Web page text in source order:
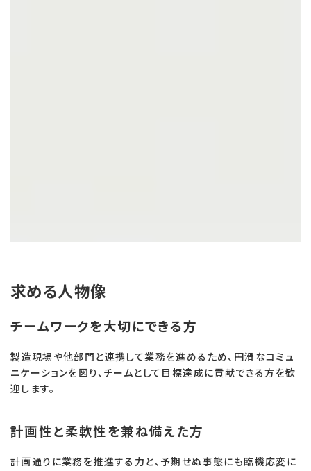
求める人物像
チームワークを大切にできる方
製造現場や他部門と連携して業務を進めるため、円滑なコミュ
ニケーションを図り、チームとして目標達成に貢献できる方を歓
迎します。
計画性と柔軟性を兼ね備えた方
計画通りに業務を推進する力と、予期せぬ事態にも臨機応変に